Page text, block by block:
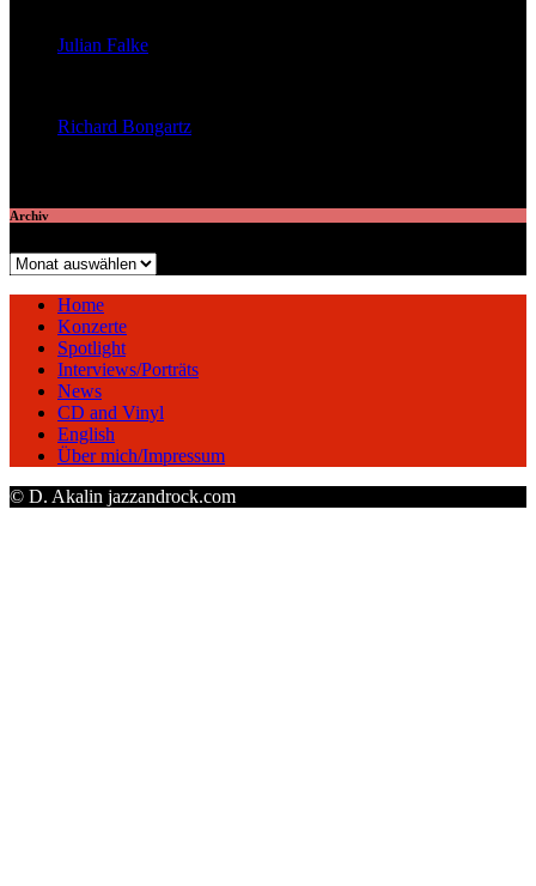
Julian Falke
Richard Bongartz
Archiv
Archiv
Home
Konzerte
Spotlight
Interviews/Porträts
News
CD and Vinyl
English
Über mich/Impressum
© D. Akalin jazzandrock.com